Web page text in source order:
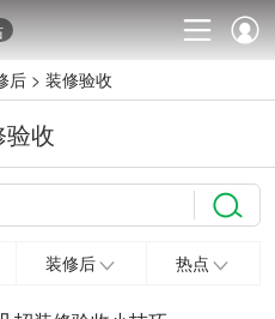
后 >装修验收
收
装修后 热点